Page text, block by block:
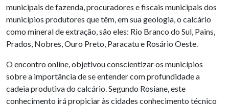
municipais de fazenda, procuradores e fiscais municipais dos
municípios produtores que têm, em sua geologia, o calcário
como mineral de extração, são eles: Rio Branco do Sul, Pains,
Prados, Nobres, Ouro Preto, Paracatu e Rosário Oeste.
O encontro online, objetivou conscientizar os municípios
sobre a importância de se entender com profundidade a
cadeia produtiva do calcário. Segundo Rosiane, este
conhecimento irá propiciar às cidades conhecimento técnico